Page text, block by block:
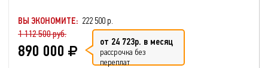
ВЫ ЭКОНОМИТЕ: 222 500 р.
1 112 500 руб.
890 000 от 24 723р. в месяц
рассрочка без
переплат